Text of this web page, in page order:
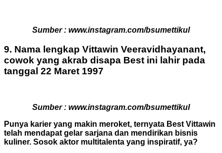
Sumber : www.instagram.com/bsumettikul
9. Nama lengkap Vittawin Veeravidhayanant,
cowok yang akrab disapa Best ini lahir pada
tanggal 22 Maret 1997
Sumber : www.instagram.com/bsumettikul
Punya karier yang makin meroket, ternyata Best Vittawin
telah mendapat gelar sarjana dan mendirikan bisnis
kuliner. Sosok aktor multitalenta yang inspiratif, ya?